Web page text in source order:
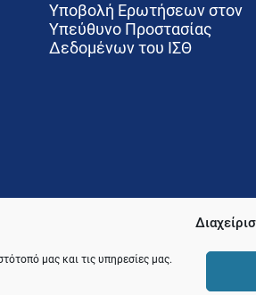
μας και τις υπηρεσίες μας.
Υποβολή Ερωτήσεων στον
Υπεύθυνο Προστασίας
Δεδομένων του ΙΣΘ